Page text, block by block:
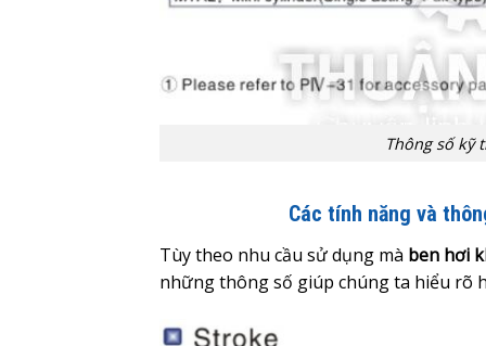
Thông số kỹ
Các tính năng và
Tùy theo nhu cầu sử dụng mà ben hơi
những thông số giúp chúng ta hiểu rõ